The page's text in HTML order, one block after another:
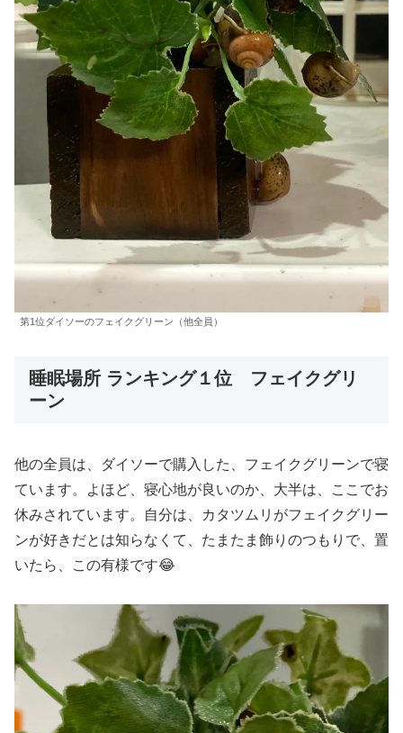
第1位ダイソーのフェイクグリーン（他全員）
睡眠場所 ランキング１位 フェイクグリ
ーン
他の全員は、ダイソーで購入した、フェイクグリーンで寝
ています。よほど、寝心地が良いのか、大半は、ここでお
休みされています。自分は、カタツムリがフェイクグリー
ンが好きだとは知らなくて、たまたま飾りのつもりで、置
いたら、この有様です😂